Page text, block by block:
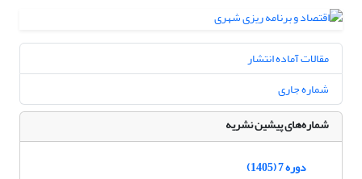
مقالات آماده انتشار
شماره جاری
شماره‌های پیشین نشریه
دوره 7 (1405)